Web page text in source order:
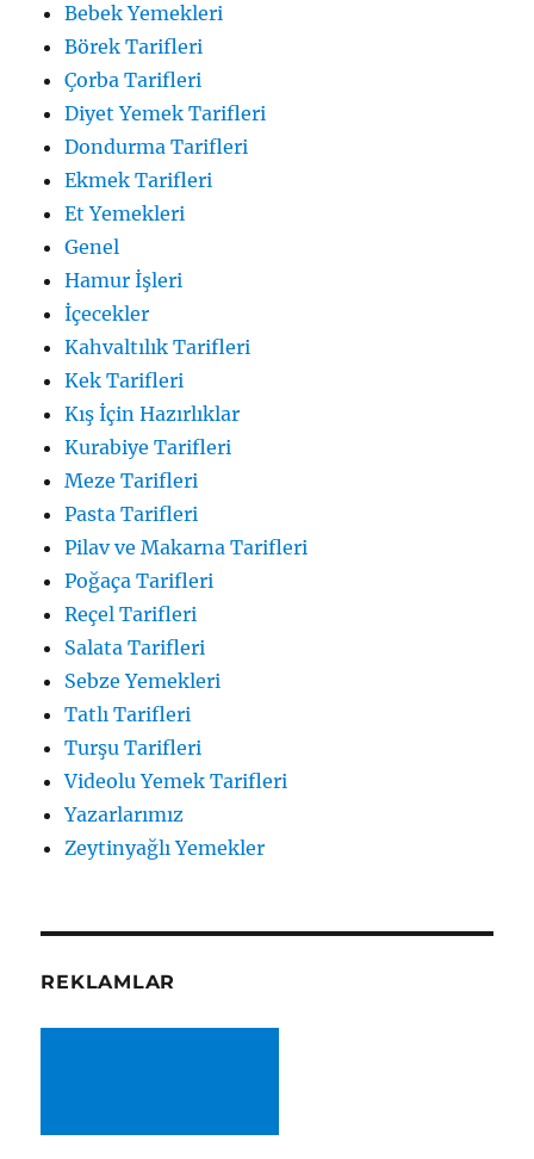
Bebek Yemekleri
Börek Tarifleri
Çorba Tarifleri
Diyet Yemek Tarifleri
Dondurma Tarifleri
Ekmek Tarifleri
Et Yemekleri
Genel
Hamur İşleri
İçecekler
Kahvaltılık Tarifleri
Kek Tarifleri
Kış İçin Hazırlıklar
Kurabiye Tarifleri
Meze Tarifleri
Pasta Tarifleri
Pilav ve Makarna Tarifleri
Poğaça Tarifleri
Reçel Tarifleri
Salata Tarifleri
Sebze Yemekleri
Tatlı Tarifleri
Turşu Tarifleri
Videolu Yemek Tarifleri
Yazarlarımız
Zeytinyağlı Yemekler
REKLAMLAR